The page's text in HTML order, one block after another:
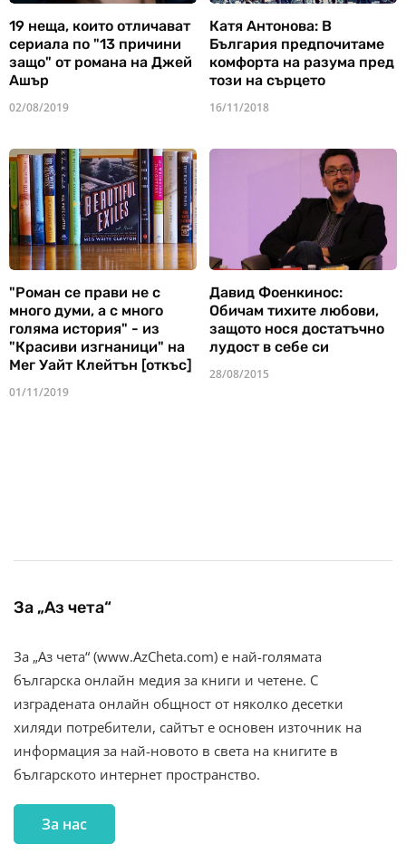
19 неща, които отличават
сериала по "13 причини
защо" от романа на Джей
Ашър
02/08/2019
Катя Антонова: В
България предпочитаме
комфорта на разума пред
този на сърцето
16/11/2018
"Роман се прави не с
много думи, а с много
голяма история" - из
"Красиви изгнаници" на
Мег Уайт Клейтън [откъс]
01/11/2019
Давид Фоенкинос:
Обичам тихите любови,
защото нося достатъчно
лудост в себе си
28/08/2015
За „Аз чета“
За „Аз чета“ (www.AzCheta.com) е най-голямата
българска онлайн медия за книги и четене. С
изградената онлайн общност от няколко десетки
хиляди потребители, сайтът е основен източник на
информация за най-новото в света на книгите в
българското интернет пространство.
За нас